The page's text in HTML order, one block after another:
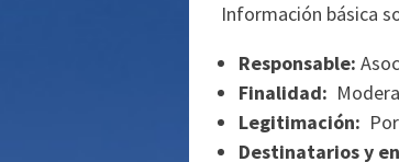
Información básica
Responsable:
Finalidad:
Legitimación:
Destinatarios y